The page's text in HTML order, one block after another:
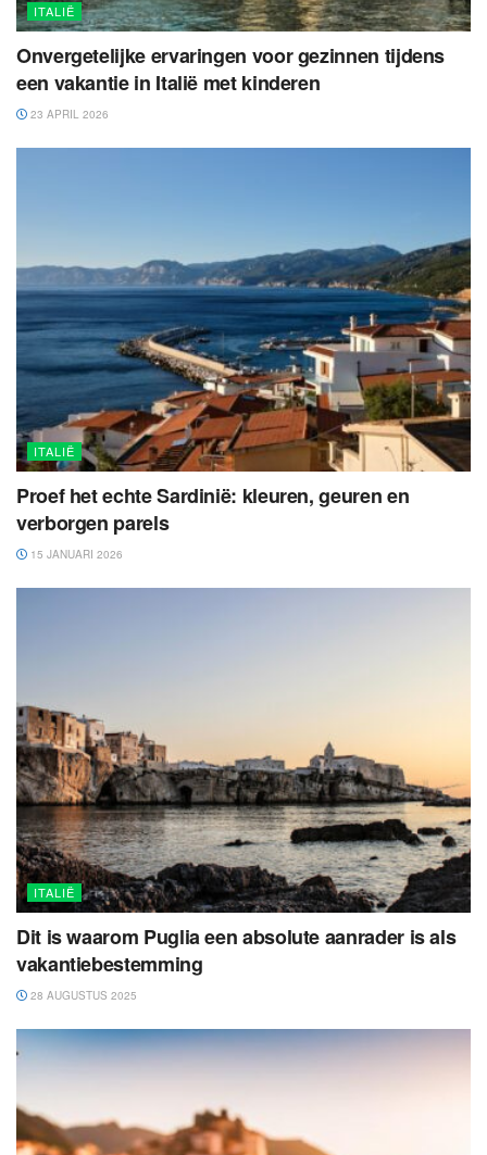
ITALIË
Onvergetelijke ervaringen voor gezinnen tijdens
een vakantie in Italië met kinderen
23 APRIL 2026
ITALIË
Proef het echte Sardinië: kleuren, geuren en
verborgen parels
15 JANUARI 2026
ITALIË
Dit is waarom Puglia een absolute aanrader is als
vakantiebestemming
28 AUGUSTUS 2025